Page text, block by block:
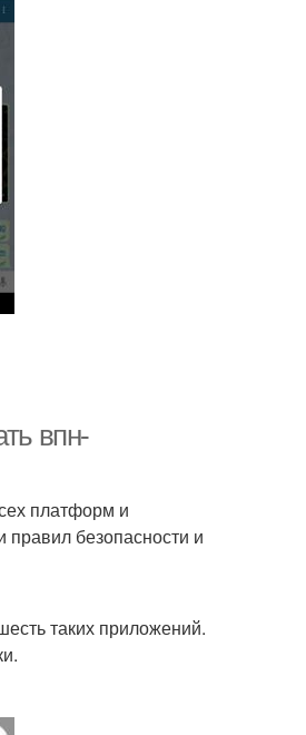
впн-
платформ и
безопасности и
таких приложений.